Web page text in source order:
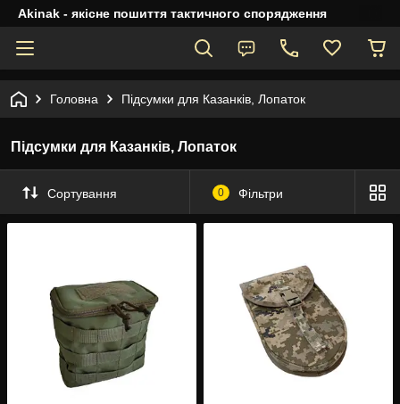
Akinak - якісне пошиття тактичного спорядження
Головна Підсумки для Казанків, Лопаток
Підсумки для Казанків, Лопаток
Сортування 0 Фільтри